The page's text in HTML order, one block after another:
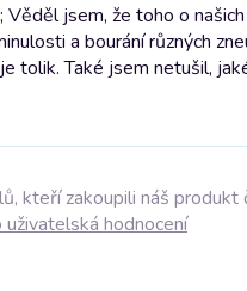
jsem, že toho o
a bourání různých
tolik. Také jsem netušil,
kteří zakoupili náš
uživatelská hodnocení